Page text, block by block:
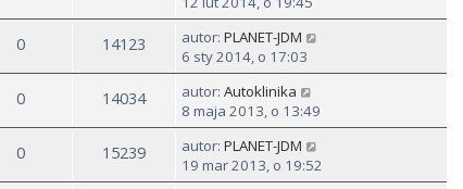
0 14123 autor: PLANET-JDM
6 sty 2014, o 17:03
0 14034 autor: Autoklinika
8 maja 2013, o 13:49
0 15239 autor: PLANET-JDM
19 mar 2013, o 19:52